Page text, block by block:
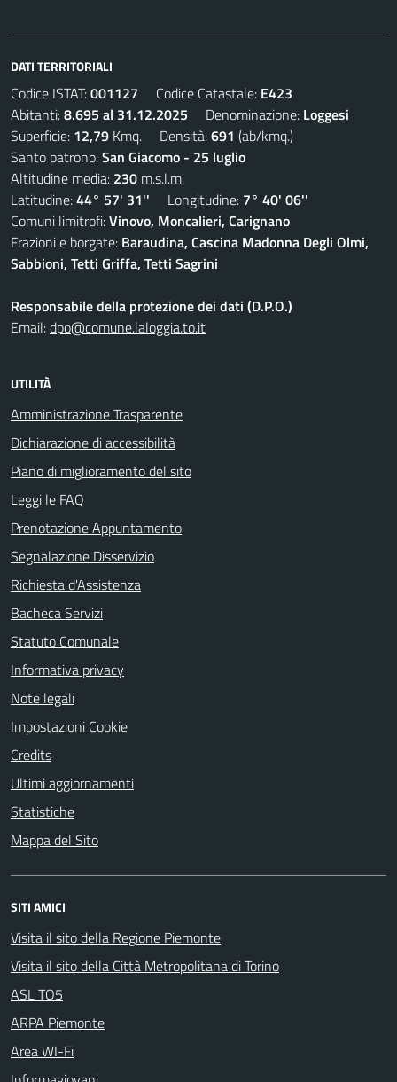
DATI TERRITORIALI
Codice ISTAT:001127 Codice Catastale: E423
Abitanti:8.695 al 31.12.2025 Denominazione: Loggesi
Superficie: 12,79 Kmq. Densità:691 (ab/kmq.)
Santo patrono:San Giacomo - 25 luglio
Altitudine media: 230 m.s.l.m.
Latitudine:44° 57' 31'' Longitudine: 7° 40' 06''
Comuni limitrofi:Vinovo, Moncalieri, Carignano
Frazioni e borgate: Baraudina, Cascina Madonna Degli Olmi,
Sabbioni, Tetti Griffa, Tetti Sagrini
Responsabile della protezione dei dati (D.P.O.)
Email:dpo@comune.laloggia.to.it
UTILITÀ
Amministrazione Trasparente
Dichiarazione di accessibilità
Piano di miglioramento del sito
Leggi le FAQ
Prenotazione Appuntamento
Segnalazione Disservizio
Richiesta d'Assistenza
Bacheca Servizi
Statuto Comunale
Informativa privacy
Note legali
Impostazioni Cookie
Credits
Ultimi aggiornamenti
Statistiche
Mappa del Sito
SITI AMICI
Visita il sito della Regione Piemonte
Visita il sito della Città Metropolitana di Torino
ASL TO5
ARPA Piemonte
Area WI-Fi